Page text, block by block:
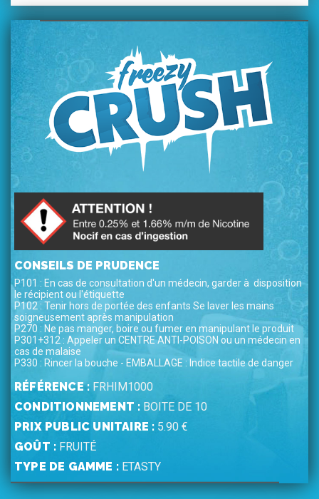
CONSEILS DE PRUDENCE
P101 : En cas de consultation d'un médecin, garder à disposition
le récipient ou l'étiquette
P102 : Tenir hors de portée des enfants Se laver les mains
soigneusement après manipulation
P270 : Ne pas manger, boire ou fumer en manipulant le produit
P301+312 : Appeler un CENTRE ANTI-POISON ou un médecin en
cas de malaise
P330 : Rincer la bouche - EMBALLAGE : Indice tactile de danger
RÉFÉRENCE : FRHIM1000
CONDITIONNEMENT : BOITE DE 10
PRIX PUBLIC UNITAIRE : 5.90 €
GOÛT : FRUITÉ
TYPE DE GAMME : ETASTY